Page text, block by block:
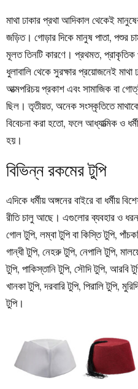
মাথা ঢাকার প্রথা আদিকাল থেকেই
জড়িত। গোড়ার দিকে মানুষ পাতা, পশুর
মূলত তিনটি কারণে। প্রথমত, প্রাকৃতিক
ধুলাবালি থেকে সুরক্ষার প্রয়োজনেই
আত্মপরিচয় প্রকাশ এবং সামাজিক বা
ছিল। তৃতীয়ত, অনেক সংস্কৃতিতে
বিবেচনা করা হতো, ফলে আধ্যাত্মিক ও
হয়।
বিভিন্ন রকমের টুপি
এদিকে ধর্মীয় অঙ্গনের বাইরে বা ধর্মীয়
রীতি চালু আছে। এগুলোর ব্যবহার ও
গোল টুপি, লম্বা টুপি বা কিস্তি টুপি,
গান্ধী টুপি, নেহরু টুপি, নেপালি টুপি,
টুপি, পাকিস্তানি টুপি, সৌদি টুপি, আরবি
খানকা টুপি, দরবারি টুপি, পিরালি টুপি,
টুপি।